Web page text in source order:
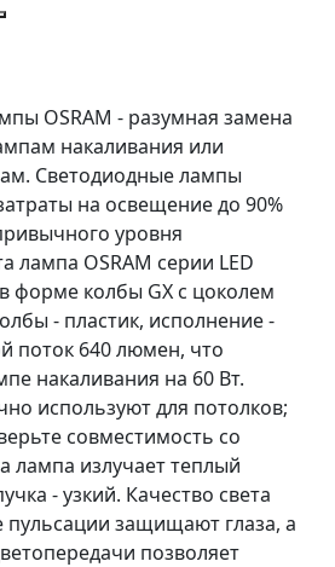
OSRAM - разумная замена
накаливания или
Светодиодные лампы
на освещение до 90%
уровня
лампа OSRAM серии LED
форме колбы GX с цоколем
- пластик, исполнение -
поток 640 люмен, что
накаливания на 60 Вт.
используют для потолков;
совместимость со
лампа излучает теплый
- узкий. Качество света
пульсации защищают глаза, а
позволяет